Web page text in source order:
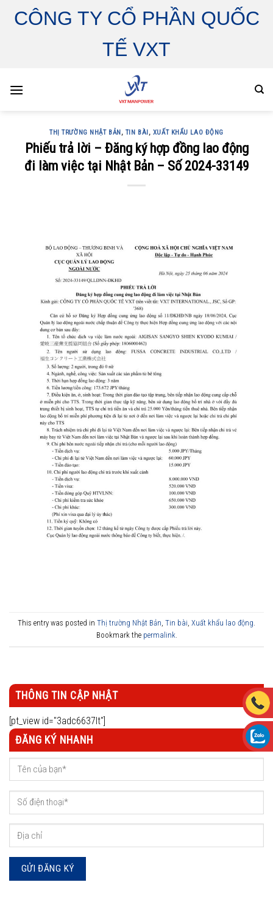
CÔNG TY CỔ PHẦN QUỐC
TẾ VXT
THỊ TRƯỜNG NHẬT BẢN, TIN BÀI, XUẤT KHẨU LAO ĐỘNG
Phiếu trả lời – Đăng ký hợp đồng lao động
đi làm việc tại Nhật Bản – Số 2024-33149
This entry was posted in Thị trường Nhật Bản Tin bài Xuất khẩu lao động
Bookmark the permalink.
THÔNG TIN CẬP NHẬT
[pt_view id="3adc6637lt"]
ĐĂNG KÝ NHANH